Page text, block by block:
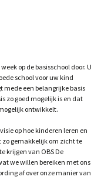
op de basisschool door. U
school voor uw kind
mede een belangrijke basis
zo goed mogelijk is en dat
ontwikkelt.
op hoe kinderen leren en
zo gemakkelijk om zicht te
krijgen van OBS De
we willen bereiken met ons
af over onze manier van